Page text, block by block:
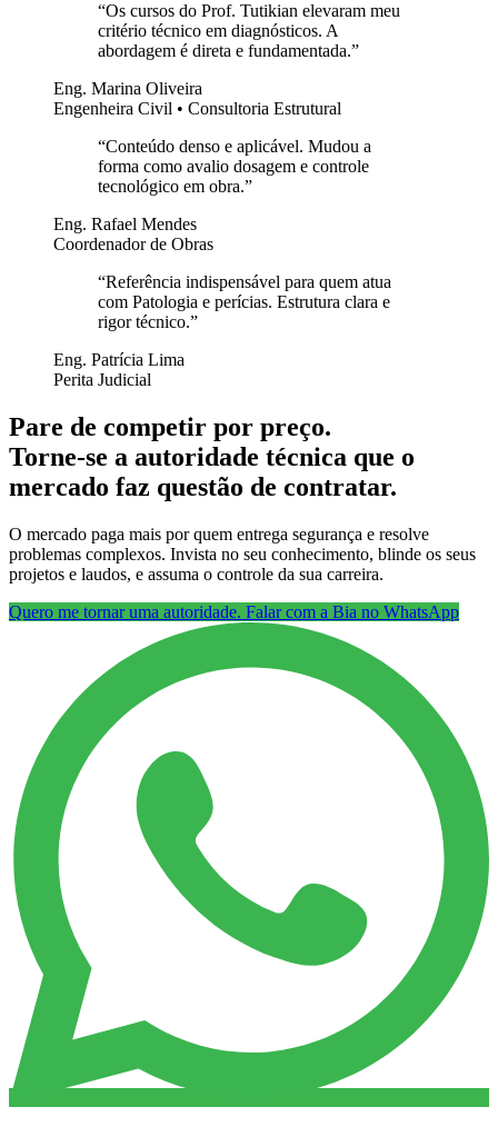
“Os cursos do Prof. Tutikian elevaram meu
critério técnico em diagnósticos. A
abordagem é direta e fundamentada.”
Eng. Marina Oliveira
Engenheira Civil • Consultoria Estrutural
“Conteúdo denso e aplicável. Mudou a
forma como avalio dosagem e controle
tecnológico em obra.”
Eng. Rafael Mendes
Coordenador de Obras
“Referência indispensável para quem atua
com Patologia e perícias. Estrutura clara e
rigor técnico.”
Eng. Patrícia Lima
Perita Judicial
Pare de competir por preço.
Torne-se a autoridade técnica que o
mercado faz questão de contratar.
O mercado paga mais por quem entrega segurança e resolve
problemas complexos. Invista no seu conhecimento, blinde os seus
projetos e laudos, e assuma o controle da sua carreira.
Quero me tornar uma autoridade. Falar com a Bia no WhatsApp